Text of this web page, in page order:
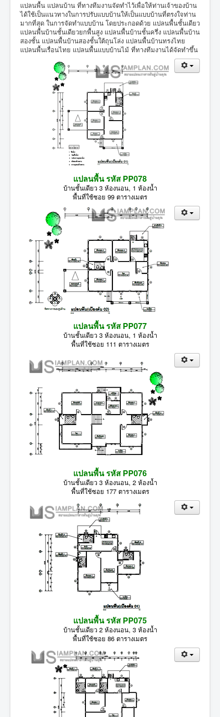
แปลนพื้น แปลนบ้าน ที่ทางทีมงานจัดทำไว้เพื่อให้ท่านเจ้าของบ้าน
ได้ใช้เป็นแนวทางในการปรับแบบบ้านให้เป็นแบบบ้านที่ตรงใจท่าน
มากที่สุด ในการจัดทำแบบบ้าน โดยประกอดด้วย แปลนพื้นชั้นเดียว
แปลนพื้นบ้านชั้นเดียวยกพื้นสูง แปลนพื้นบ้านชั้นครึ่ง แปลนพื้นบ้าน
สองชั้น แปลนพื้นบ้านสองชั้นใต้ถุนโล่ง แปลนพื้นบ้านทรงไทย
แปลนพื้นเรื่อนไทย แปลนพื้นแบบบ้านไม้ ที่ทางทีมงานได้จัดทำขึ้น
แปลนพื้น รหัส PP078
บ้านชั้นเดียว 3 ห้องนอน, 1 ห้องน้ำ
พื้นที่ใช้ซอย 99 ตารางเมตร
แปลนพื้น รหัส PP077
บ้านชั้นเดียว 3 ห้องนอน, 1 ห้องน้ำ
พื้นที่ใช้ซอย 111 ตารางเมตร
แปลนพื้น รหัส PP076
บ้านชั้นเดียว 3 ห้องนอน, 2 ห้องน้ำ
พื้นที่ใช้ซอย 177 ตารางเมตร
แปลนพื้น รหัส PP075
บ้านชั้นเดียว 2 ห้องนอน, 3 ห้องน้ำ
พื้นที่ใช้ซอย 86 ตารางเมตร